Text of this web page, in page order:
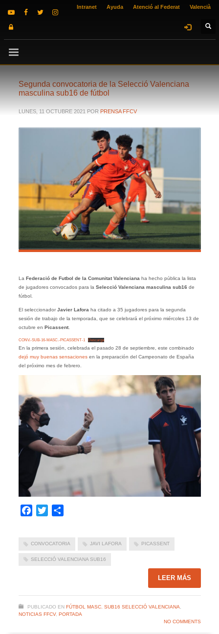
Intranet Ayuda Atenció al Federat Valencià
Segunda convocatoria de la Selecció Valenciana
masculina sub16 de fútbol
LUNES, 11 OCTUBRE 2021 POR PRENSA FFCV
La Federació de Futbol de la Comunitat Valenciana ha hecho pública la lista
de jugadores convocados para la Selecció Valenciana masculina sub16 de
fútbol.
El seleccionadorJavier Lafora ha citado a 35 jugadores para la segunda
sesión de trabajo de la temporada, que se celebrará el próximo miércoles 13 de
octubre en Picassent.
CONV.-SUB-16-MASC.-PICASSENT-1 Descarga
En la primera sesión, celebrada el pasado 28 de septiembre, este combinado
dejó muy buenas sensacionesen la preparación del Campeonato de España
del próximo mes de febrero.
Facebook
Twitter
CONVOCATORIA JAVI LAFORA PICASSENT
SELECCIÓ VALENCIANA SUB16
LEER MÁS
PUBLICADO EN FÚTBOL MASC. SUB16 SELECCIÓ VALENCIANA
NOTICIAS FFCV, PORTADA
NO COMMENTS